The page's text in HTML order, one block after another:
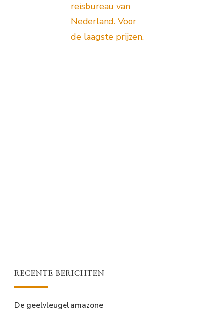
reisbureau van
Nederland. Voor
de laagste prijzen.
RECENTE BERICHTEN
De geelvleugel amazone